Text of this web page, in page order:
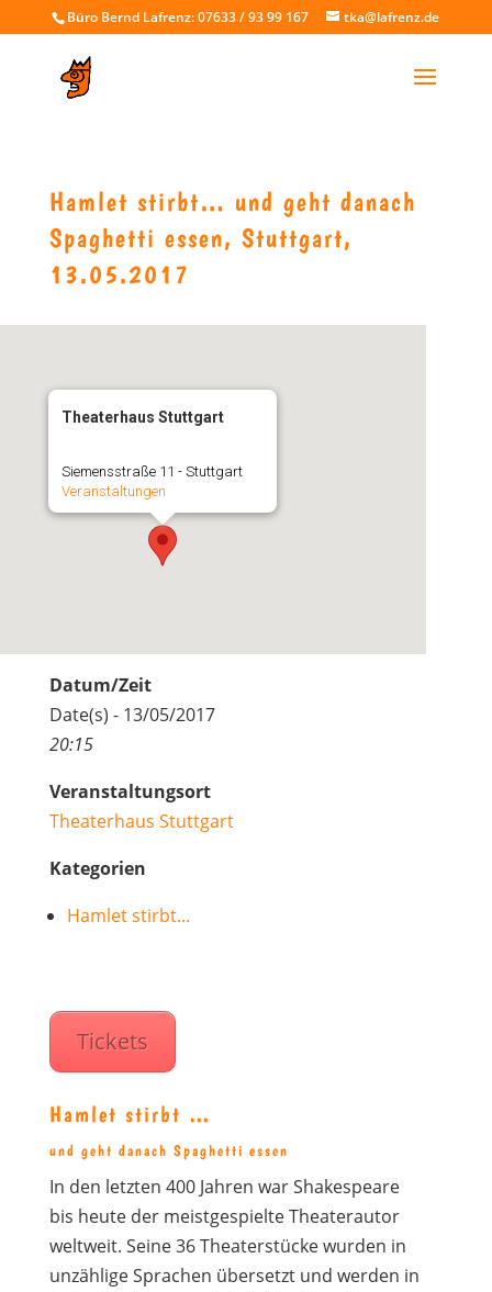
Büro Bernd Lafrenz: 07633 / 93 99 167 tka@lafrenz.de
Hamlet stirbt… und geht danach
Spaghetti essen, Stuttgart,
13.05.2017
Theaterhaus Stuttgart
Siemensstraße 11 - Stuttgart
Veranstaltungen
Datum/Zeit
Date(s) - 13/05/2017
20:15
Veranstaltungsort
Theaterhaus Stuttgart
Kategorien
Hamlet stirbt...
Tickets
Hamlet stirbt …
und geht danach Spaghetti essen
In den letzten 400 Jahren war Shakespeare
bis heute der meistgespielte Theaterautor
weltweit. Seine 36 Theaterstücke wurden in
unzählige Sprachen übersetzt und werden in